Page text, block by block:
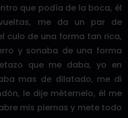
que podía de la boca, él
me da un par de
culo de una forma tan rica,
y sonaba de una forma
que me daba, yo en
mas de dilatado, me di
le dije métemelo, él me
mis piernas y mete todo